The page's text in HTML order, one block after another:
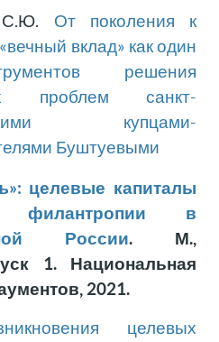
С.Ю. От поколения к
вклад» как один
решения
проблем санкт-
купцами-
Буштуевыми
целевые капиталы
филантропии в
России. М.,
1. Национальная
2021.
целевых